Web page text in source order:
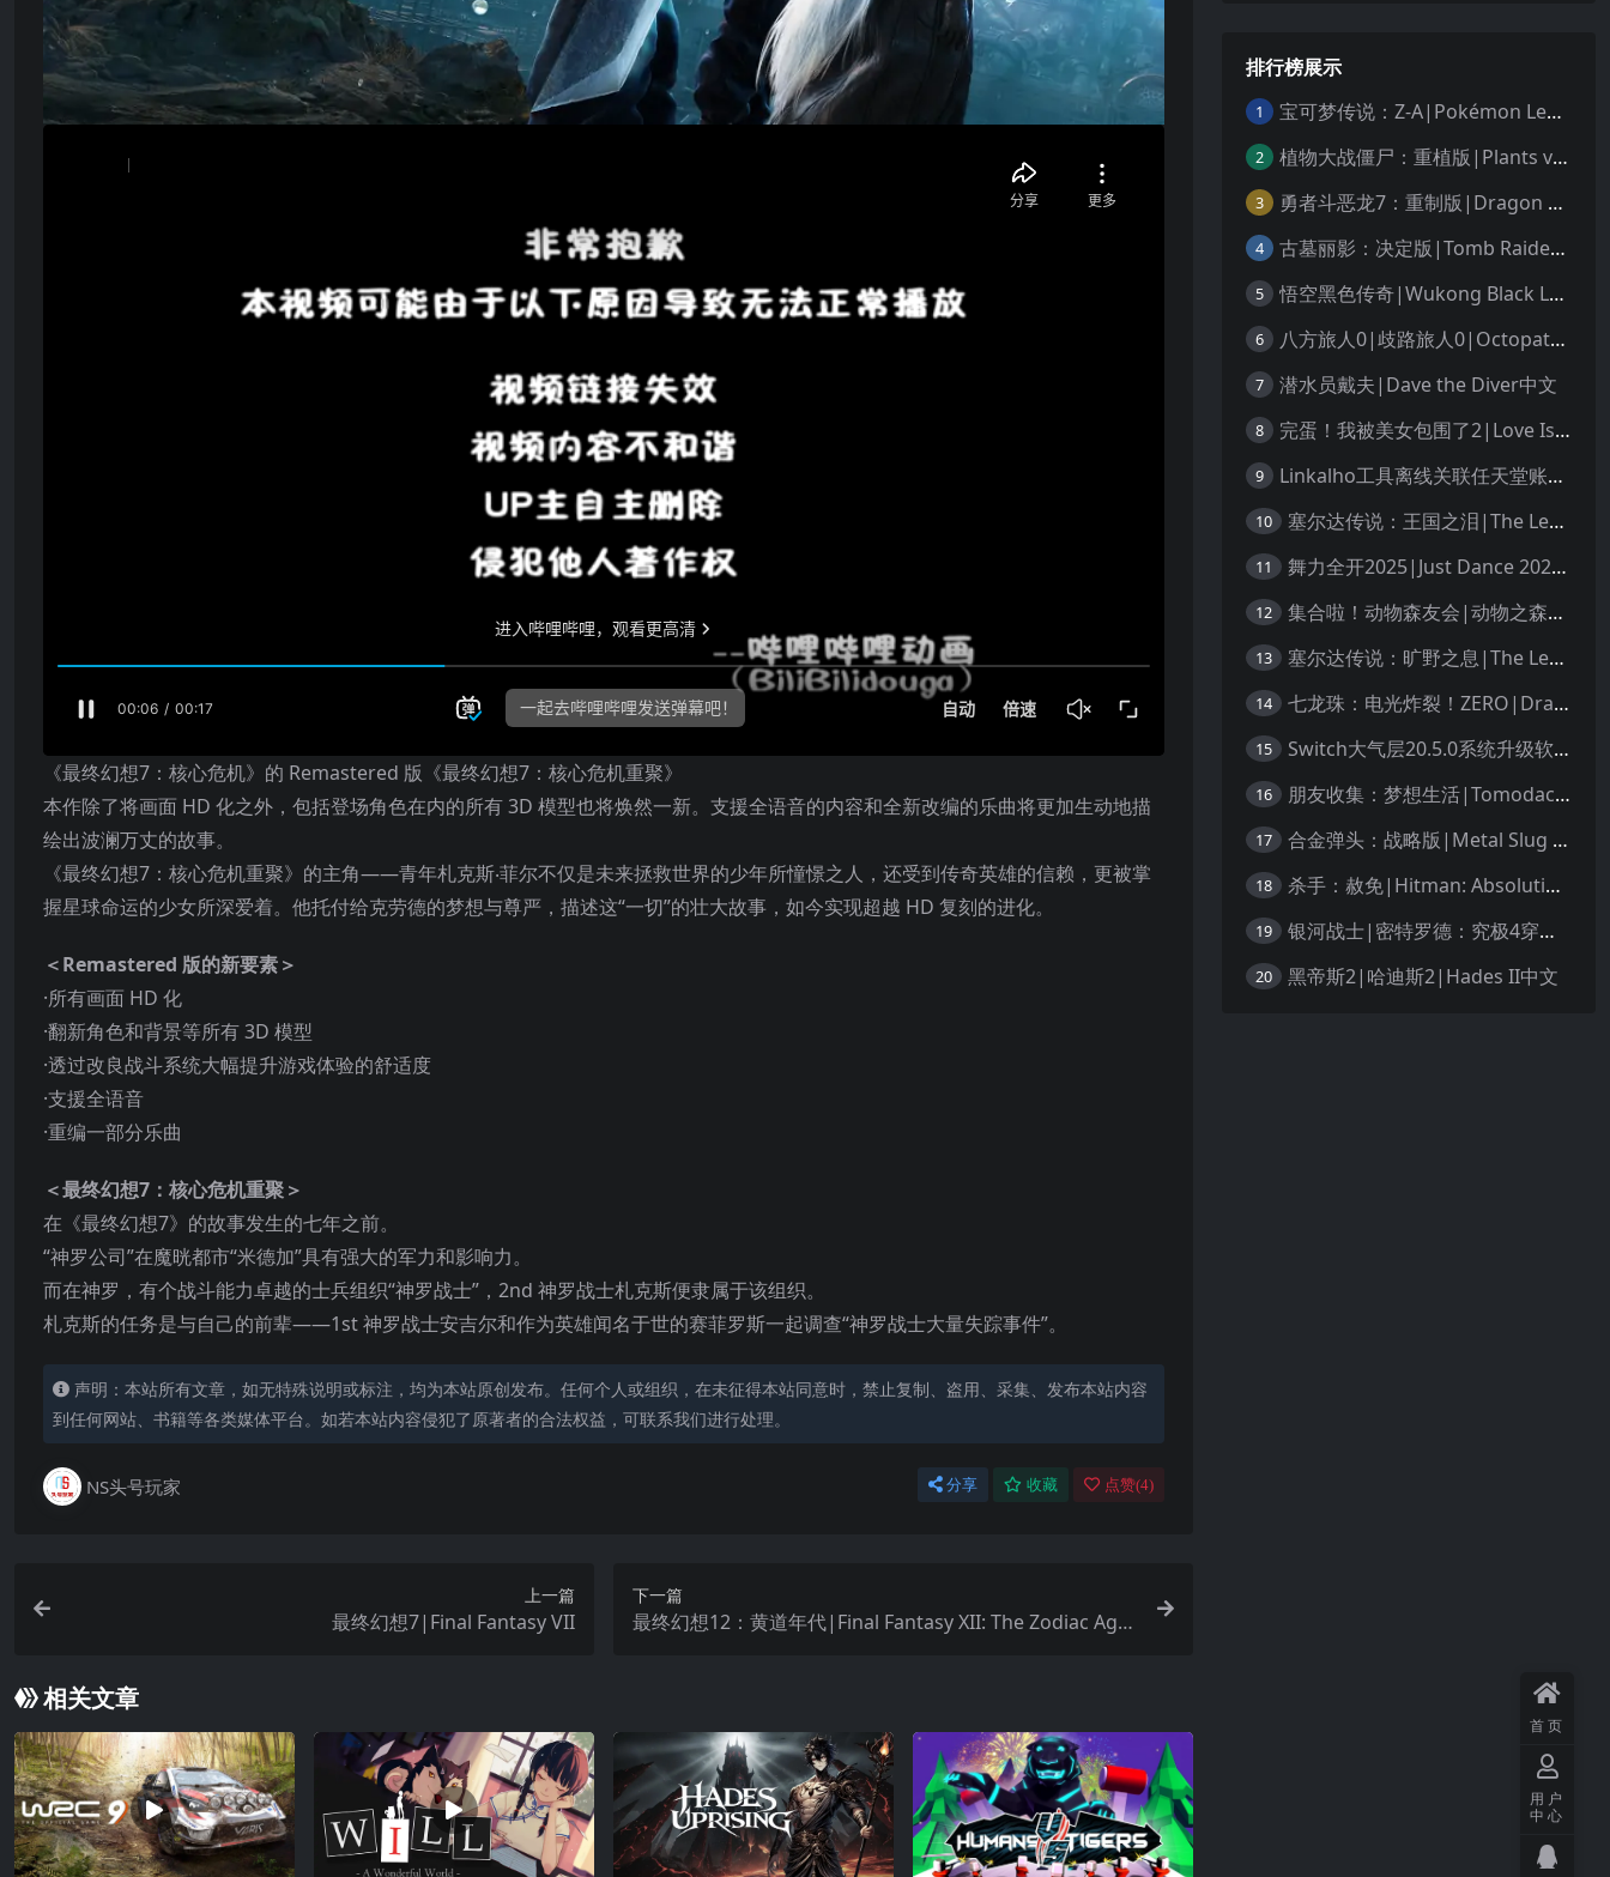
《最终幻想7：核心危机》的 Remastered 版《最终幻想7：核心危机重聚》
本作除了将画面 HD 化之外，包括登场角色在内的所有 3D 模型也将焕然一新。支援全语音的内容和全新改编的乐曲将更加生动地描
绘出波澜万丈的故事。
《最终幻想7：核心危机重聚》的主角——青年札克斯‧菲尔不仅是未来拯救世界的少年所憧憬之人，还受到传奇英雄的信赖，更被掌
握星球命运的少女所深爱着。他托付给克劳德的梦想与尊严，描述这“一切”的壮大故事，如今实现超越 HD 复刻的进化。
＜Remastered 版的新要素＞
·所有画面 HD 化
·翻新角色和背景等所有 3D 模型
·透过改良战斗系统大幅提升游戏体验的舒适度
·支援全语音
·重编一部分乐曲
＜最终幻想7：核心危机重聚＞
在《最终幻想7》的故事发生的七年之前。
“神罗公司”在魔晄都市“米德加”具有强大的军力和影响力。
而在神罗，有个战斗能力卓越的士兵组织“神罗战士”，2nd 神罗战士札克斯便隶属于该组织。
札克斯的任务是与自己的前辈——1st 神罗战士安吉尔和作为英雄闻名于世的赛菲罗斯一起调查“神罗战士大量失踪事件”。
声明：本站所有文章，如无特殊说明或标注，均为本站原创发布。任何个人或组织，在未征得本站同意时，禁止复制、盗用、采集、发布本站内容
到任何网站、书籍等各类媒体平台。如若本站内容侵犯了原著者的合法权益，可联系我们进行处理。
NS头号玩家 分享 收藏 点赞(4)
上一篇
最终幻想7|Final Fantasy VII
下一篇
最终幻想12：黄道年代|Final Fantasy XII: The Zodiac Age
相关文章
排行榜展示
1 宝可梦传说：Z-A|Pokémon Legends: Z-A中文
2 植物大战僵尸：重植版|Plants vs. Zombies: Replanted中文
3 勇者斗恶龙7：重制版|Dragon Quest VII Reimagined中文
4 古墓丽影：决定版|Tomb Raider: Definitive Edition中文
5 悟空黑色传奇|Wukong Black Legend
6 八方旅人0|歧路旅人0|Octopath Traveler 0中文
7 潜水员戴夫|Dave the Diver中文
8 完蛋！我被美女包围了2|Love Is All Around 2中文
9 Linkalho工具离线关联任天堂账户教程
10 塞尔达传说：王国之泪|The Legend of Zelda: Tears of the Kingdom中文
11 舞力全开2025|Just Dance 2025中文
12 集合啦！动物森友会|动物之森|Animal Crossing: New Horizons中文
13 塞尔达传说：旷野之息|The Legend of Zelda: Breath of the Wild中文
14 七龙珠：电光炸裂！ZERO|Dragon Ball: Sparking! Zero中文
15 Switch大气层20.5.0系统升级软硬破通用教程
16 朋友收集：梦想生活|Tomodachi Life: Living the Dream中文
17 合金弹头：战略版|Metal Slug Tactics中文
18 杀手：赦免|Hitman: Absolution汉化
19 银河战士|密特罗德：究极4穿越未知|Metroid Prime 4: Beyond中文
20 黑帝斯2|哈迪斯2|Hades II中文
首页
用户
中心